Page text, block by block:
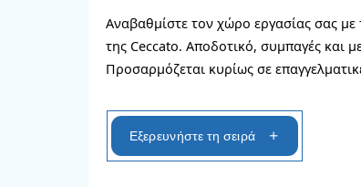
Ελεγκτής αφής
της απόδοσης της
ΕΙΚΟΝΙΔΙΑ.